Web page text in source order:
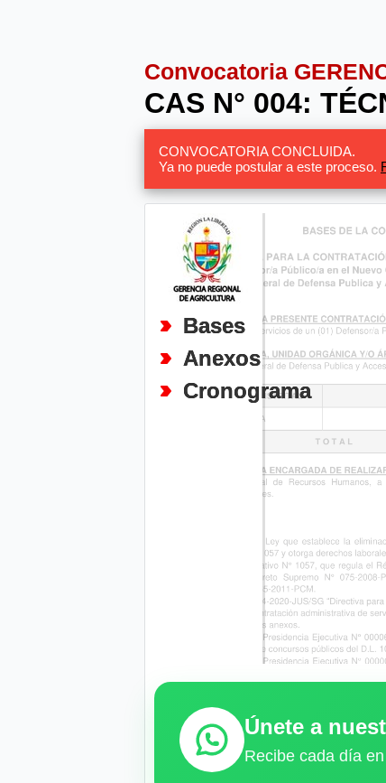
Convocatoria
CAS N° 004:
CONVOCATORIA CONCLUIDA.
Ya no puede postular a este proceso.
Bases
Anexos
Cronograma
Únete a
Recibe cada día